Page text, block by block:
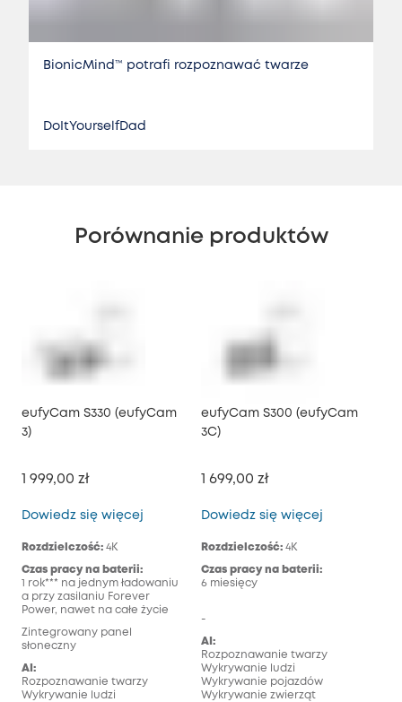
BionicMind™ potrafi rozpoznawać twarze
DoItYourselfDad
Porównanie produktów
eufyCam S330 (eufyCam
3)
1 999,00 zł
Dowiedz się więcej eufyCam S330 (eufyCam 3)
Rozdzielczość: 4K
Czas pracy na baterii:
1 rok*** na jednym ładowaniu
a przy zasilaniu Forever
Power, nawet na całe życie
Zintegrowany panel
słoneczny
AI:
Rozpoznawanie twarzy
Wykrywanie ludzi
eufyCam S300 (eufyCam
3C)
1 699,00 zł
Dowiedz się więcej
Rozdzielczość: 4K
Czas pracy na baterii:
6 miesięcy
-
AI:
Rozpoznawanie twarzy
Wykrywanie ludzi
Wykrywanie pojazdów
Wykrywanie zwierząt